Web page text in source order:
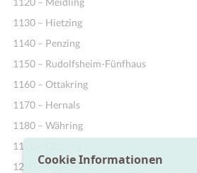
1130 – Hietzing
1140 – Penzing
1150 – Rudolfsheim-Fünfhaus
1160 – Ottakring
1170 – Hernals
1180 – Währing
1190 – Döbling
1200 – Brigittenau
Cookie Informationen